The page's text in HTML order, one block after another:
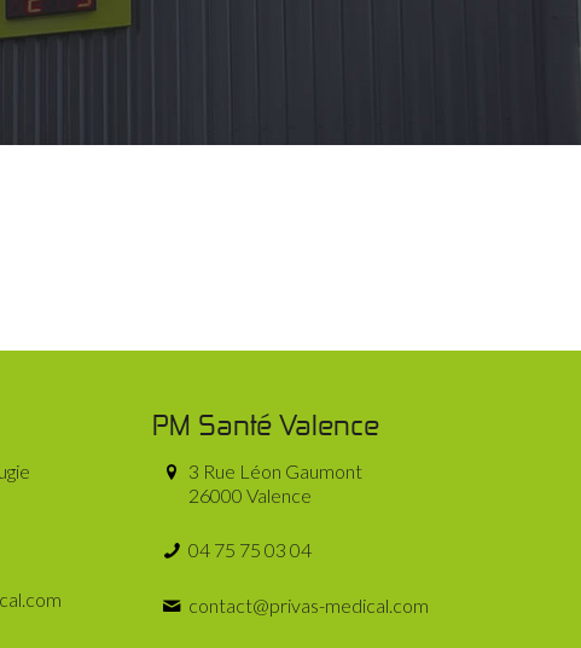
PM Santé Valence
3 Rue Léon Gaumont
26000 Valence
04 75 75 03 04
contact@privas-medical.com